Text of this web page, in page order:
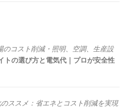
のコスト削減・照明、空調、生産設
トの選び方と電気代｜プロが安全性
ススメ：省エネとコスト削減を実現